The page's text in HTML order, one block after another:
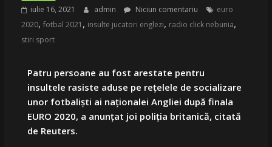
iulie 16, 2021
admin Niciun comentariu
euro
2020, fotbal 2021 , insulte jucatori englezi, radio click nebunia,
stiri sport
Patru persoane au fost arestate pentru
insultele rasiste aduse pe reţelele de socializare
unor fotbalişti ai naţionalei Angliei după finala
EURO 2020, a anunţat joi poliţia britanică, citată
de Reuters.